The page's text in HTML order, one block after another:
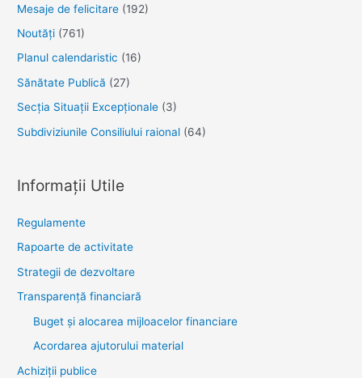
Mesaje de felicitare (192)
Noutăţi (761)
Planul calendaristic (16)
Sănătate Publică (27)
Secția Situații Excepționale (3)
Subdiviziunile Consiliului raional (64)
Informații Utile
Regulamente
Rapoarte de activitate
Strategii de dezvoltare
Transparenţă financiară
Buget și alocarea mijloacelor financiare
Acordarea ajutorului material
Achiziţii publice